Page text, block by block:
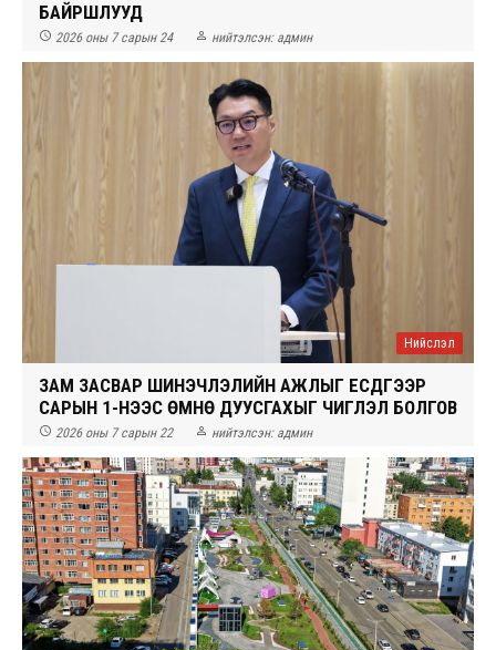
БАЙРШЛУУД
 2026 оны 7 сарын 24  нийтэлсэн: админ
Нийслэл
ЗАМ ЗАСВАР ШИНЭЧЛЭЛИЙН АЖЛЫГ ЕСДҮГЭЭР
САРЫН 1-НЭЭС ӨМНӨ ДУУСГАХЫГ ЧИГЛЭЛ БОЛГОВ
 2026 оны 7 сарын 22  нийтэлсэн: админ